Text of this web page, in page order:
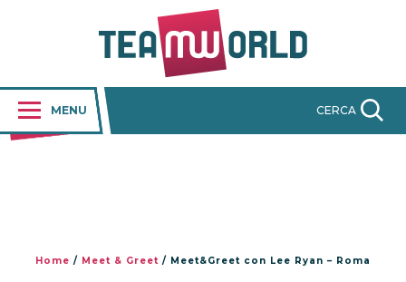
MENU CERCA
Home / Meet & Greet / Meet&Greet con Lee Ryan – Roma